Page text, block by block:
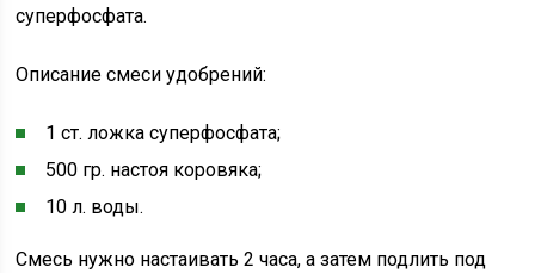
суперфосфата.
Описание смеси удобрений:
1 ст. ложка суперфосфата;
500 гр. настоя коровяка;
10 л. воды.
Смесь нужно настаивать 2 часа, а затем подлить под